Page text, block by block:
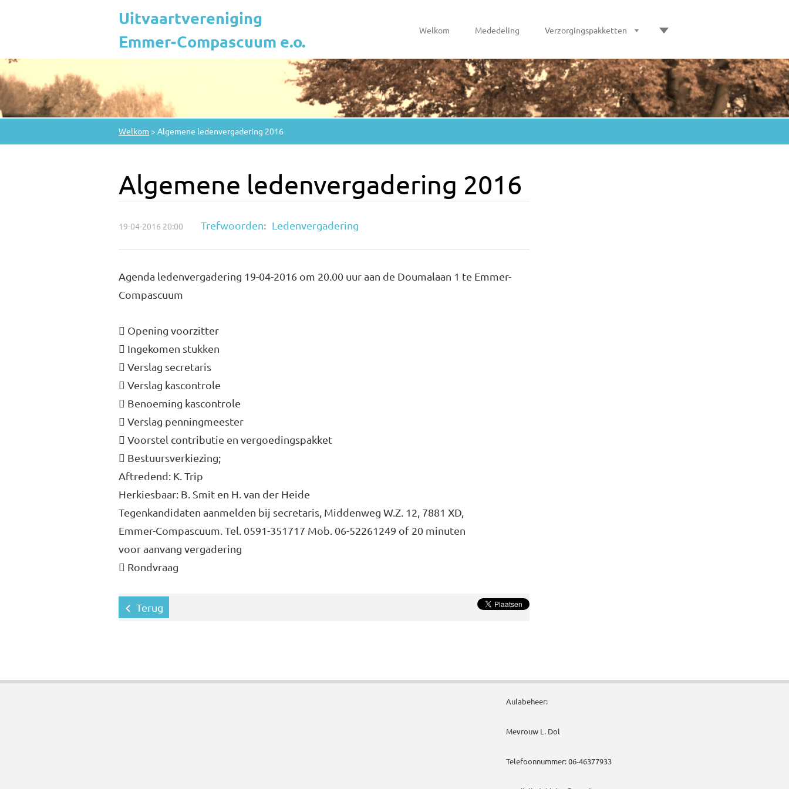
Uitvaartvereniging
Emmer-Compascuum e.o.
Welkom Mededeling Verzorgingspakketten
Welkom > Algemene ledenvergadering 2016
Algemene ledenvergadering 2016
19-04-2016 20:00 Trefwoorden: Ledenvergadering
Agenda ledenvergadering 19-04-2016 om 20.00 uur aan de Doumalaan 1 te Emmer-
Compascuum
 Opening voorzitter
 Ingekomen stukken
 Verslag secretaris
 Verslag kascontrole
 Benoeming kascontrole
 Verslag penningmeester
 Voorstel contributie en vergoedingspakket
 Bestuursverkiezing;
Aftredend: K. Trip
Herkiesbaar: B. Smit en H. van der Heide
Tegenkandidaten aanmelden bij secretaris, Middenweg W.Z. 12, 7881 XD,
Emmer-Compascuum. Tel. 0591-351717 Mob. 06-52261249 of 20 minuten
voor aanvang vergadering
 Rondvraag
Terug
Aulabeheer:
Mevrouw L. Dol
Telefoonnummer: 06-46377933